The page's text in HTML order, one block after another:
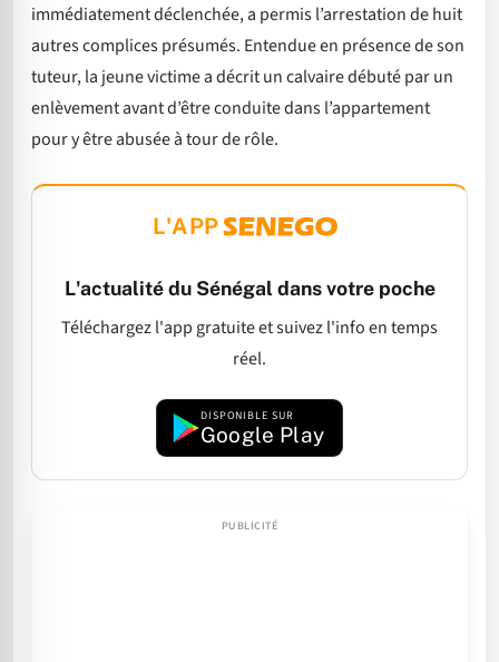
immédiatement déclenchée, a permis l’arrestation de huit
autres complices présumés. Entendue en présence de son
tuteur, la jeune victime a décrit un calvaire débuté par un
enlèvement avant d’être conduite dans l’appartement
pour y être abusée à tour de rôle.
L'APP
L'actualité du Sénégal dans votre poche
Téléchargez l'app gratuite et suivez l'info en temps
réel.
DISPONIBLE SUR
Google Play